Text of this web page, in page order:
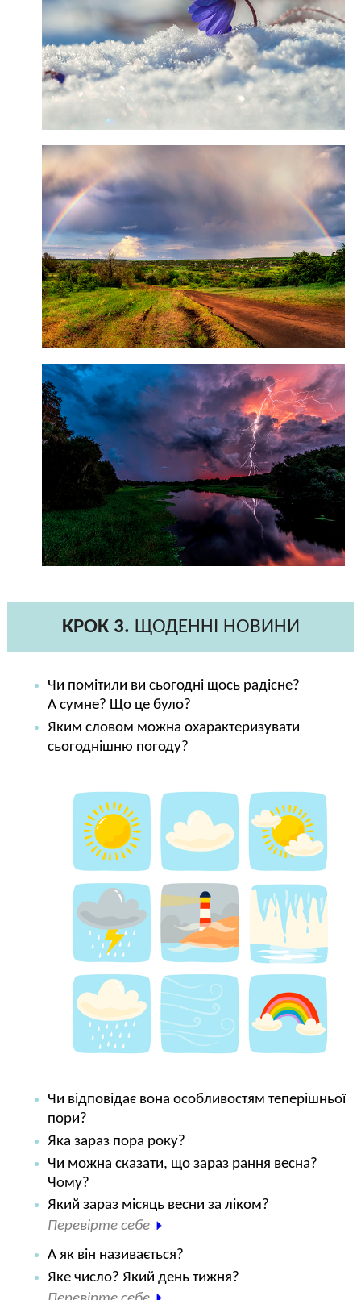
КРОК 3. ЩОДЕННІ НОВИНИ
Чи помітили ви сьогодні щось радісне?
А сумне? Що це було?
Яким словом можна охарактеризувати
сьогоднішню погоду?
Чи відповідає вона особливостям теперішньої
пори?
Яка зараз пора року?
Чи можна сказати, що зараз рання весна?
Чому?
Який зараз місяць весни за ліком?
Перевірте себе
А як він називається?
Яке число? Який день тижня?